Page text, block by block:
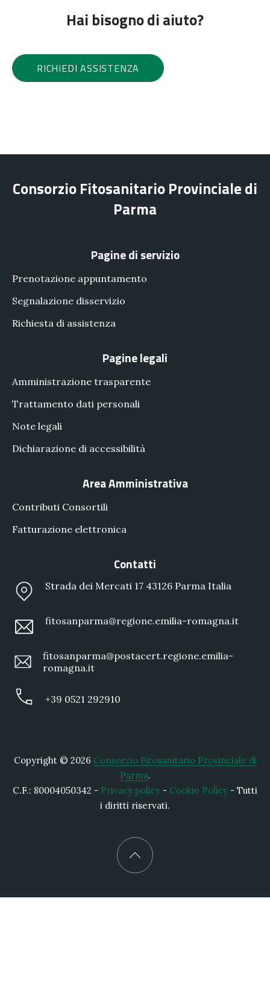
Hai bisogno di aiuto?
RICHIEDI ASSISTENZA
Consorzio Fitosanitario Provinciale di
Parma
Pagine di servizio
Prenotazione appuntamento
Segnalazione disservizio
Richiesta di assistenza
Pagine legali
Amministrazione trasparente
Trattamento dati personali
Note legali
Dichiarazione di accessibilità
Area Amministrativa
Contributi Consortili
Fatturazione elettronica
Contatti
Strada dei Mercati 17 43126 Parma Italia
fitosanparma@regione.emilia-romagna.it
fitosanparma@postacert.regione.emilia-
romagna.it
+39 0521 292910
Copyright © 2026 Consorzio Fitosanitario Provinciale di
Parma.
C.F.: 80004050342 - Privacy policy - Cookie Policy - Tutti
i diritti riservati.
Back to Top